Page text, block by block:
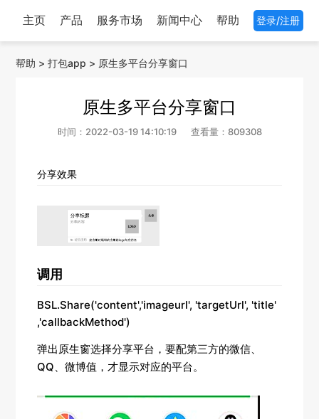
主页 产品 服务市场 新闻中心 帮助 登录/注册
帮助 >打包app > 原生多平台分享窗口
原生多平台分享窗口
时间：2022-03-19 14:10:19 查看量：809308
分享效果
调用
BSL.Share('content','imageurl', 'targetUrl', 'title'
,'callbackMethod')
弹出原生窗选择分享平台，要配第三方的微信、
QQ、微博值，才显示对应的平台。